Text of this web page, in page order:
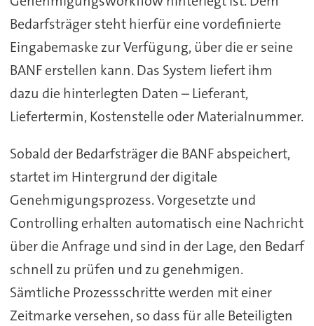
Bedarfsträger steht hierfür eine vordefinierte
Eingabemaske zur Verfügung, über die er seine
BANF erstellen kann. Das System liefert ihm
dazu die hinterlegten Daten – Lieferant,
Liefertermin, Kostenstelle oder Materialnummer.
Sobald der Bedarfsträger die BANF abspeichert,
startet im Hintergrund der digitale
Genehmigungsprozess. Vorgesetzte und
Controlling erhalten automatisch eine Nachricht
über die Anfrage und sind in der Lage, den Bedarf
schnell zu prüfen und zu genehmigen.
Sämtliche Prozessschritte werden mit einer
Zeitmarke versehen, so dass für alle Beteiligten